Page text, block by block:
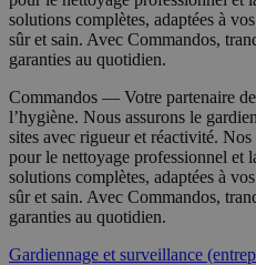
solutions complètes, adaptées à
sûr et sain. Avec Commandos,
garanties au quotidien.
Commandos — Votre partenaire
l’hygiène. Nous assurons le
sites avec rigueur et réactivité.
pour le nettoyage professionnel et
solutions complètes, adaptées à
sûr et sain. Avec Commandos,
garanties au quotidien.
Gardiennage et surveillance